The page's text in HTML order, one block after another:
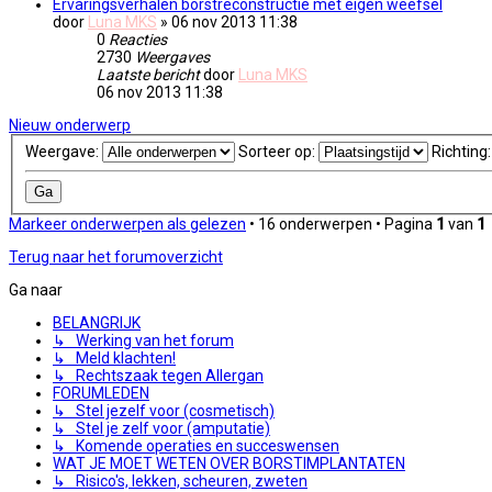
Ervaringsverhalen borstreconstructie met eigen weefsel
door
Luna MKS » 06 nov 2013 11:38
0 Reacties
2730 Weergaves
Laatste berichtdoor
Luna MKS
06 nov 2013 11:38
Nieuw onderwerp
Weergave:
Sorteer op:
Markeer onderwerpen als gelezen • 16 onderwerpen • Pagina 1 van 1
Terug naar het forumoverzicht
Ga naar
BELANGRIJK
↳ Werking van het forum
↳ Meld klachten!
↳ Rechtszaak tegen Allergan
FORUMLEDEN
↳ Stel jezelf voor (cosmetisch)
↳ Stel je zelf voor (amputatie)
↳ Komende operaties en succeswensen
WAT JE MOET WETEN OVER BORSTIMPLANTATEN
↳ Risico's, lekken, scheuren, zweten